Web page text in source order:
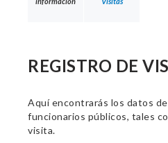
REGISTRO DE
Aquí encontrarás los datos
funcionarios públicos, tales
visita.